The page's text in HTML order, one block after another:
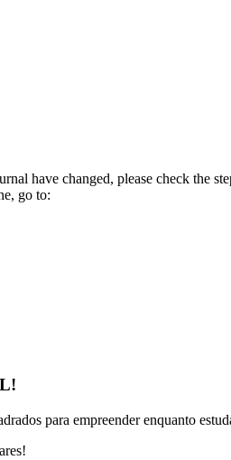
have changed, please check the
go to:
para empreender enquanto